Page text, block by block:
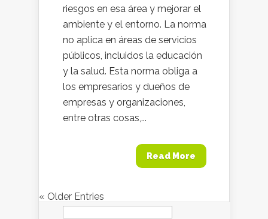
riesgos en esa área y mejorar el
ambiente y el entorno. La norma
no aplica en áreas de servicios
públicos, incluidos la educación
y la salud. Esta norma obliga a
los empresarios y dueños de
empresas y organizaciones,
entre otras cosas,...
Read More
« Older Entries
Buscar: